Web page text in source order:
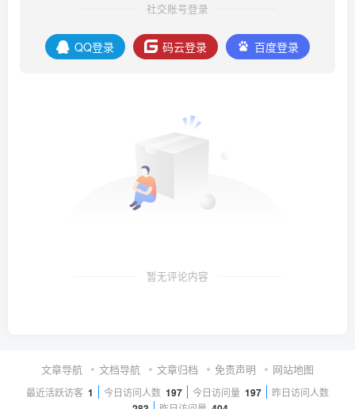
社交账号登录
QQ登录 码云登录 百度登录
暂无评论内容
文章导航 文档导航 文章归档 免责声明 网站地图
最近活跃访客 1 今日访问人数 197 今日访问量 197 昨日访问人数